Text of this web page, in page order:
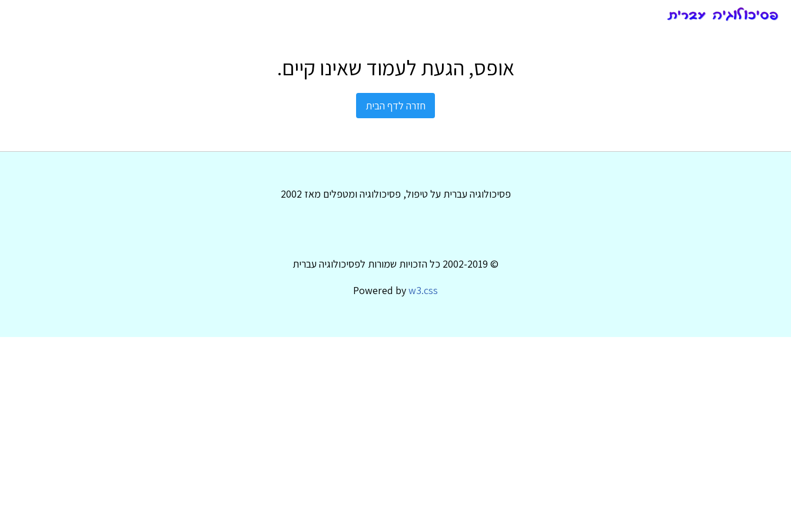
אופס, הגעת לעמוד שאינו קיים.
חזרה לדף הבית
פסיכולוגיה עברית על טיפול, פסיכולוגיה ומטפלים מאז 2002
© 2002-2019 כל הזכויות שמורות לפסיכולוגיה עברית
Powered byw3.css